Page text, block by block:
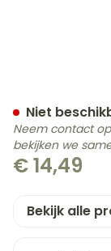
€ 14,49
Niet
Neem contact
bekijken we
Bekijk alle